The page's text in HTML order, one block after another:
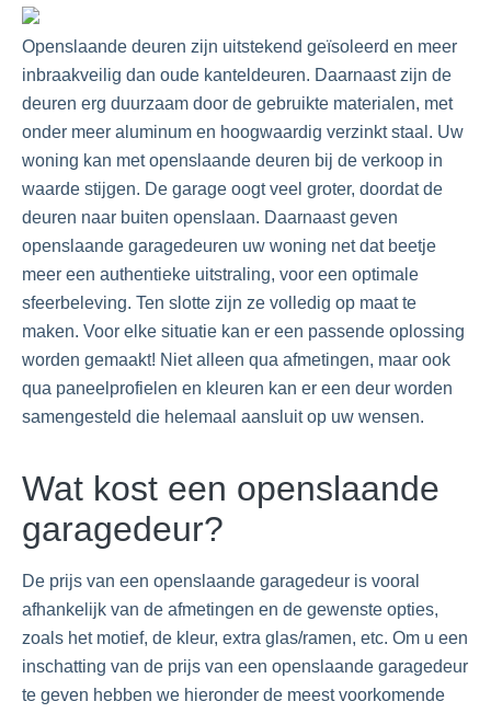
Openslaande deuren zijn uitstekend geïsoleerd en meer
inbraakveilig dan oude kanteldeuren. Daarnaast zijn de
deuren erg duurzaam door de gebruikte materialen, met
onder meer aluminum en hoogwaardig verzinkt staal. Uw
woning kan met openslaande deuren bij de verkoop in
waarde stijgen. De garage oogt veel groter, doordat de
deuren naar buiten openslaan. Daarnaast geven
openslaande garagedeuren uw woning net dat beetje
meer een authentieke uitstraling, voor een optimale
sfeerbeleving. Ten slotte zijn ze volledig op maat te
maken. Voor elke situatie kan er een passende oplossing
worden gemaakt! Niet alleen qua afmetingen, maar ook
qua paneelprofielen en kleuren kan er een deur worden
samengesteld die helemaal aansluit op uw wensen.
Wat kost een openslaande
garagedeur?
De prijs van een openslaande garagedeur is vooral
afhankelijk van de afmetingen en de gewenste opties,
zoals het motief, de kleur, extra glas/ramen, etc. Om u een
inschatting van de prijs van een openslaande garagedeur
te geven hebben we hieronder de meest voorkomende